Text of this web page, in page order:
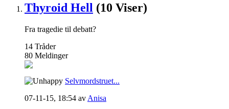
Thyroid Hell (10 Viser)
Fra tragedie til debatt?
14 Tråder
80 Meldinger
Selvmordstruet...
07-11-15, 18:54 av Anisa